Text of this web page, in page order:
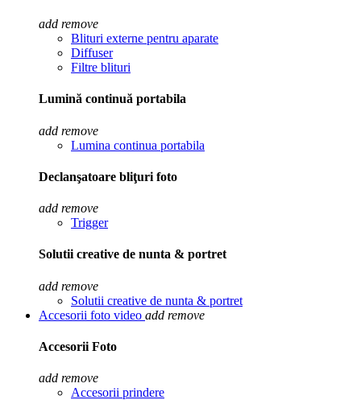
add remove
Blituri externe pentru aparate
Diffuser
Filtre blituri
Lumină continuă portabila
add remove
Lumina continua portabila
Declanşatoare bliţuri foto
add remove
Trigger
Solutii creative de nunta & portret
add remove
Solutii creative de nunta & portret
Accesorii foto video add remove
Accesorii Foto
add remove
Accesorii prindere